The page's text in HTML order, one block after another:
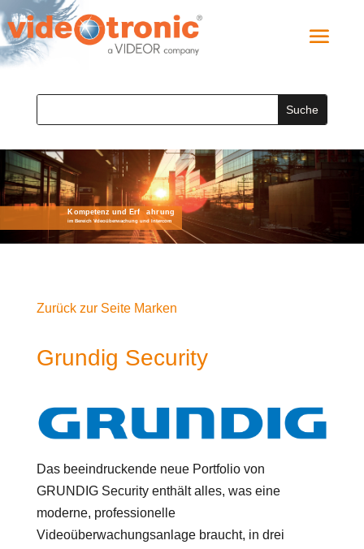
Zurück zur Seite Marken
Grundig Security
Das beeindruckende neue Portfolio von
GRUNDIG Security enthält alles, was eine
moderne, professionelle
Videoüberwachungsanlage braucht, in drei